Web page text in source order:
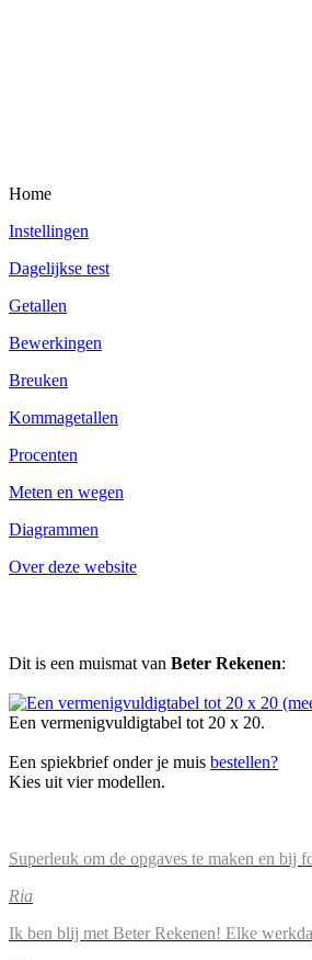
Home
Instellingen
Dagelijkse test
Getallen
Bewerkingen
Breuken
Kommagetallen
Procenten
Meten en wegen
Diagrammen
Over deze website
Dit is een muismat van Beter Rekenen:
Een vermenigvuldigtabel tot 20 x 20.
Een spiekbrief onder je muis bestellen?
Kies uit vier modellen.
Superleuk om de opgaves te maken en bij
Ria
Ik ben blij met Beter Rekenen! Elke